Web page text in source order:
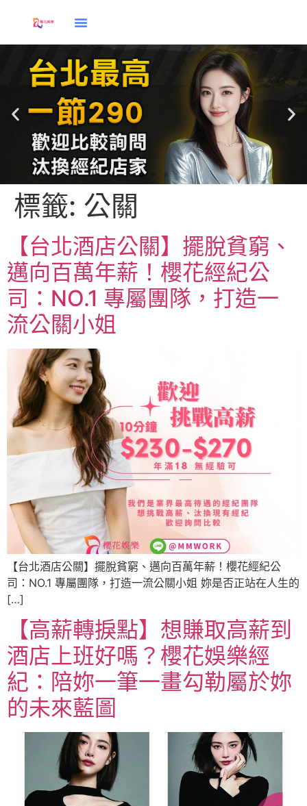
標籤: 公關
【台北酒店公關】擺脫貧窮、
邁向百萬年薪！櫻花經紀公
司：NO.1 專屬團隊，打造一
流公關小姐
【台北酒店公關】擺脫貧窮、邁向百萬年薪！櫻花經紀公
司：NO.1 專屬團隊，打造一流公關小姐 妳是否正站在人生的
[…]
【高薪轉捩點】想賺取高薪到
酒店上班好嗎？櫻花娛樂經
紀：陪妳一筆一畫勾勒屬於妳
的未來藍圖